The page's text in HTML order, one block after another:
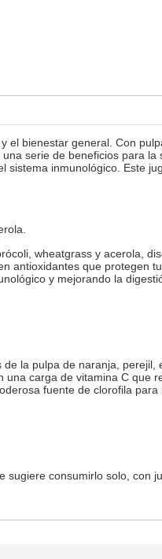
bienestar general. Con
serie de beneficios para la
inmunológico. Este
wheatgrass y acerola,
antioxidantes que protegen
y mejorando la
la pulpa de naranja, perejil,
carga de vitamina C que
fuente de clorofila para
consumirlo solo, con